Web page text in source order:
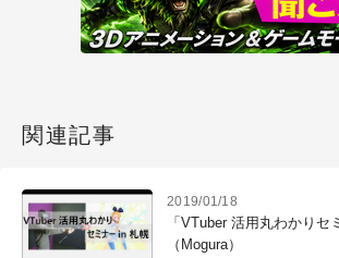
関連記事
2019/01/18
「VTuber 活用丸わかり
（Mogura）